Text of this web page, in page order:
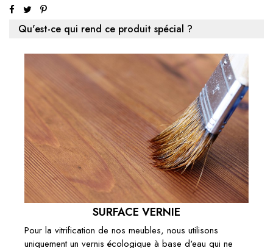
Qu'est-ce qui rend ce produit spécial ?
SURFACE VERNIE
Pour la vitrification de nos meubles, nous utilisons
uniquement un vernis écologique à base d'eau qui ne